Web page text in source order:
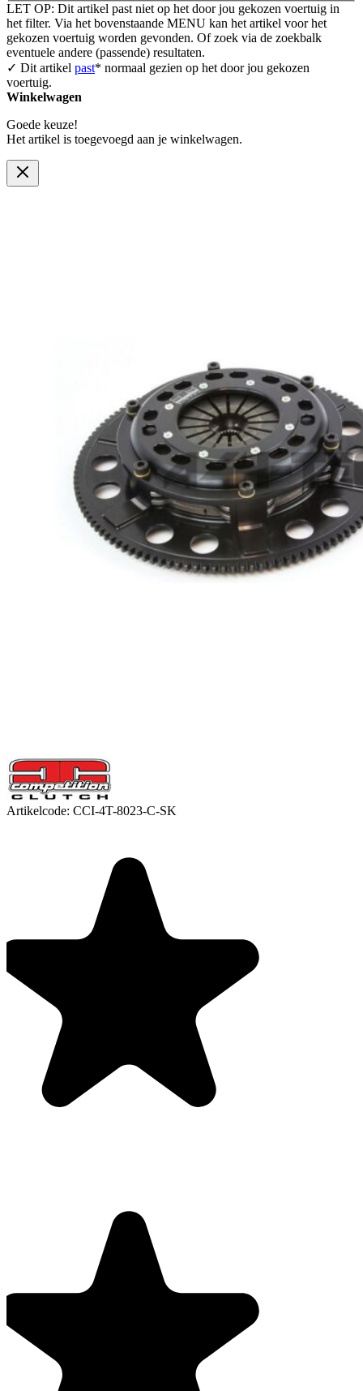
LET OP: Dit artikel past niet op het door jou gekozen voertuig in
het filter. Via het bovenstaande MENU kan het artikel voor het
gekozen voertuig worden gevonden. Of zoek via de zoekbalk
eventuele andere (passende) resultaten.
✓ Dit artikel past* normaal gezien op het door jou gekozen
voertuig.
Winkelwagen
Goede keuze!
Het artikel is toegevoegd aan je winkelwagen.
Artikelcode: CCI-4T-8023-C-SK